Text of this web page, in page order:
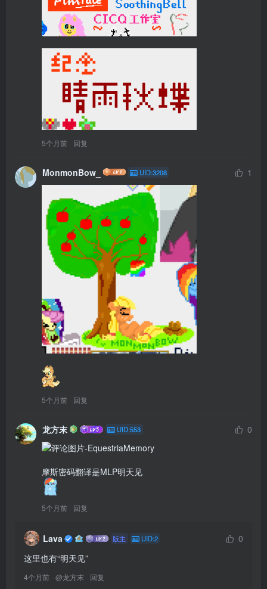
5个月前 回复
MonmonBow_ UID:3208 1
5个月前 回复
龙方末 UID:553 0
5个月前 回复
Lava 版主 UID:2
0
这里也有“明天见”
4个月前 @龙方末 回复